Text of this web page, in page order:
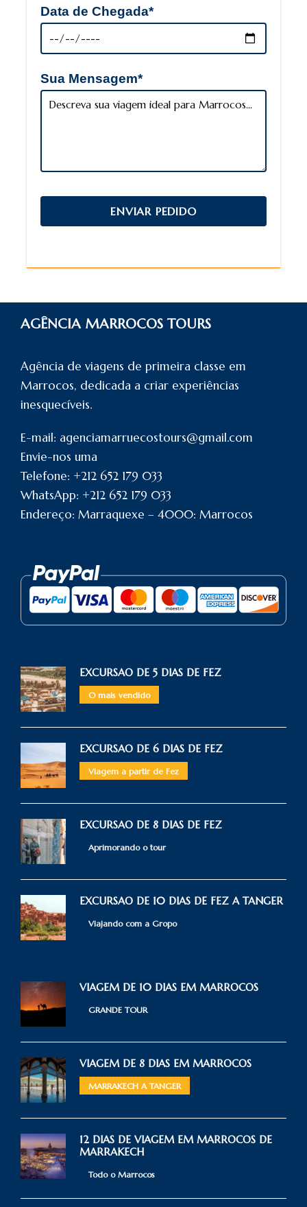
Data de Chegada*
Sua Mensagem*
AGÊNCIA MARROCOS TOURS
Agência de viagens de primeira classe em
Marrocos, dedicada a criar experiências
inesquecíveis.
E-mail: agenciamarruecostours@gmail.com
Envie-nos uma
Telefone: +212 652 179 033
WhatsApp: +212 652 179 033
Endereço: Marraquexe – 4000: Marrocos
EXCURSAO DE 5 DIAS DE FEZ
O mais vendido
EXCURSAO DE 6 DIAS DE FEZ
Viagem a partir de Fez
EXCURSAO DE 8 DIAS DE FEZ
Aprimorando o tour
EXCURSAO DE 10 DIAS DE FEZ A TANGER
Viajando com a Gropo
VIAGEM DE 10 DIAS EM MARROCOS
GRANDE TOUR
VIAGEM DE 8 DIAS EM MARROCOS
MARRAKECH A TANGER
12 DIAS DE VIAGEM EM MARROCOS DE
MARRAKECH
Todo o Marrocos